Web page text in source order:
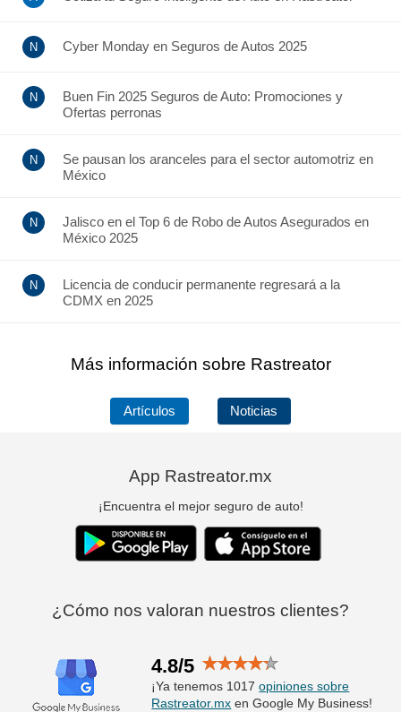
Cyber Monday en Seguros de Autos 2025
Buen Fin 2025 Seguros de Auto: Promociones y
Ofertas perronas
Se pausan los aranceles para el sector automotriz en
México
Jalisco en el Top 6 de Robo de Autos Asegurados en
México 2025
Licencia de conducir permanente regresará a la
CDMX en 2025
Más información sobre Rastreator
Artículos Noticias
App Rastreator.mx
¡Encuentra el mejor seguro de auto!
¿Cómo nos valoran nuestros clientes?
4.8/5
¡Ya tenemos 1017opiniones sobre
Rastreator.mx en Google My Business!